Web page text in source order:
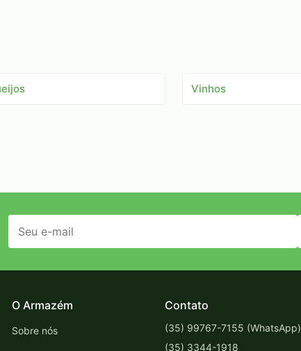
Vinhos
O Armazém
Sobre nós
Contato
(35) 99767-7155 (WhatsApp)
(35) 3344-1918